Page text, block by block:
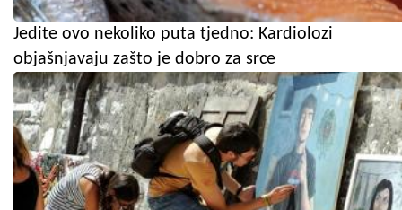
Jedite ovo nekoliko puta tjedno: Kardiolozi
objašnjavaju zašto je dobro za srce